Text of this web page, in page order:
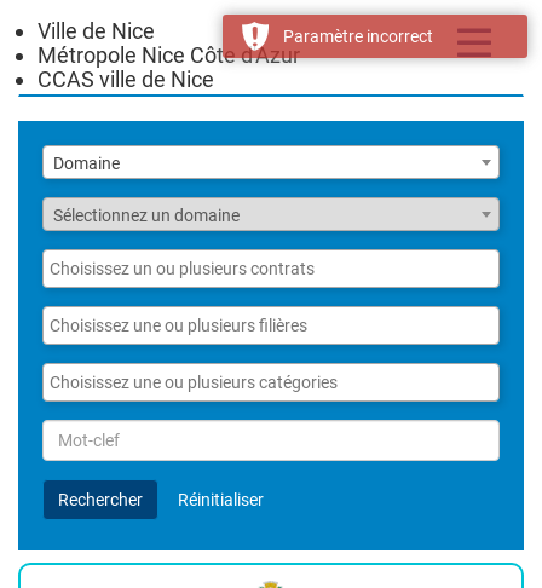
Toggle
Ville de Nice
Métropole Nice Côte d'Azur
CCAS ville de Nice
Liste
des
domaines
Domaine
Fonction
Sélectionnez un domaine
Liste
des
contrats
Liste
des
filières
Liste
des
catégories
Rechercher
par
Mot-
clefRechercher Réinitialiser
Paramètre incorrect